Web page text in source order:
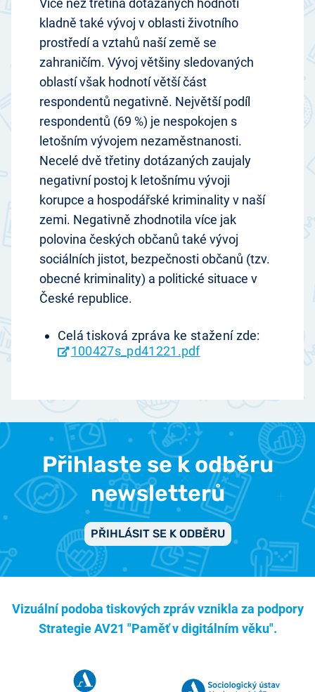
Více než třetina dotázaných hodnotí
kladně také vývoj v oblasti životního
prostředí a vztahů naší země se
zahraničím. Vývoj většiny sledovaných
oblastí však hodnotí větší část
respondentů negativně. Největší podíl
respondentů (69 %) je nespokojen s
letošním vývojem nezaměstnanosti.
Necelé dvě třetiny dotázaných zaujaly
negativní postoj k letošnímu vývoji
korupce a hospodářské kriminality v naší
zemi. Negativně zhodnotila více jak
polovina českých občanů také vývoj
sociálních jistot, bezpečnosti občanů (tzv.
obecné kriminality) a politické situace v
České republice.
Celá tisková zpráva ke stažení zde:
100427s_pd41221.pdf
Přihlaste se k odběru
newsletterů
PŘIHLÁSIT SE K ODBĚRU
Vizuální podoba tiskových zpráv vznikla za podpory
Strategie AV21 "Paměť v digitálním věku".